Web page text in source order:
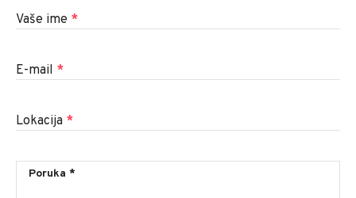
Vaše ime *
E-mail *
Lokacija *